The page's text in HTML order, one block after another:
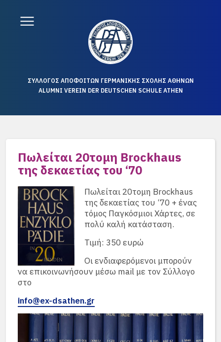
ΣΥΛΛΟΓΟΣ ΑΠΟΦΟΙΤΩΝ ΓΕΡΜΑΝΙΚΗΣ ΣΧΟΛΗΣ ΑΘΗΝΩΝ
ALUMNI VEREIN DER DEUTSCHEN SCHULE ATHEN
Πωλείται 20τομη Brockhaus
της δεκαετίας του ‘70
Πωλείται 20τομη Brockhaus
της δεκαετίας του ‘70 + ένας
τόμος Παγκόσμιοι Χάρτες, σε
πολύ καλή κατάσταση.
Τιμή: 350 ευρώ
Οι ενδιαφερόμενοι μπορούν
να επικοινωνήσουν μέσω mail με τον Σύλλογο
στο
info@ex-dsathen.gr